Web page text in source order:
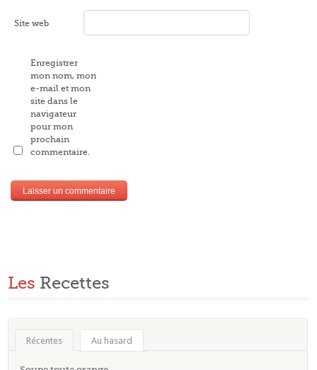
Site web
Enregistrer
mon nom, mon
e-mail et mon
site dans le
navigateur
pour mon
prochain
commentaire.
Les Recettes
Récentes Au hasard